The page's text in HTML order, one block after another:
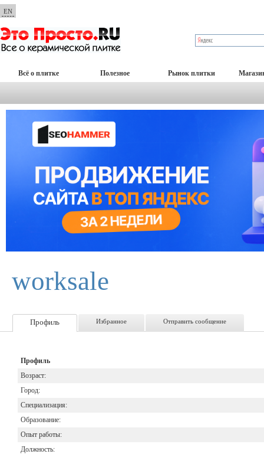
EN
Всё о плитке Полезное Рынок плитки
worksale
Профиль Избранное Отправить сообщение
Профиль
Возраст:
Город:
Специализация:
Образование:
Опыт работы:
Должность: